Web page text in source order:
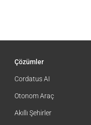
Çözümler
Cordatus AI
Otonom Araç